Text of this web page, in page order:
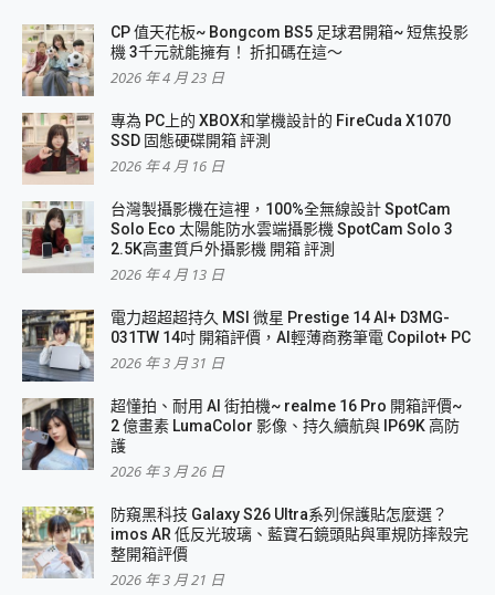
CP 值天花板~ Bongcom BS5 足球君開箱~ 短焦投影
機 3千元就能擁有！ 折扣碼在這～
2026 年 4 月 23 日
專為 PC上的 XBOX和掌機設計的 FireCuda X1070
SSD 固態硬碟開箱 評測
2026 年 4 月 16 日
台灣製攝影機在這裡，100%全無線設計 SpotCam
Solo Eco 太陽能防水雲端攝影機 SpotCam Solo 3
2.5K高畫質戶外攝影機 開箱 評測
2026 年 4 月 13 日
電力超超超持久 MSI 微星 Prestige 14 AI+ D3MG-
031TW 14吋 開箱評價，AI輕薄商務筆電 Copilot+ PC
2026 年 3 月 31 日
超懂拍、耐用 AI 街拍機~ realme 16 Pro 開箱評價~
2 億畫素 LumaColor 影像、持久續航與 IP69K 高防
護
2026 年 3 月 26 日
防窺黑科技 Galaxy S26 Ultra系列保護貼怎麼選？
imos AR 低反光玻璃、藍寶石鏡頭貼與軍規防摔殼完
整開箱評價
2026 年 3 月 21 日